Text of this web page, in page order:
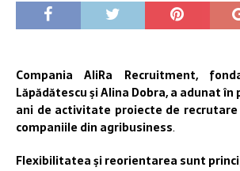
Compania AliRa Recruitment,
Lăpădătescu şi Alina Dobra, a adunat în
ani de activitate proiecte de recrutare
companiile din agribusiness.
Flexibilitatea şi reorientarea sunt